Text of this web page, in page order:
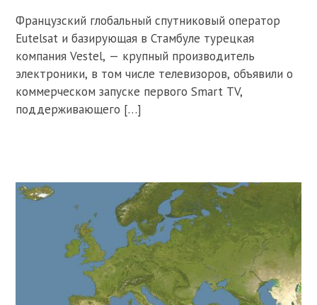
Французский глобальный спутниковый оператор
Eutelsat и базирующая в Стамбуле турецкая
компания Vestel, — крупный производитель
электроники, в том числе телевизоров, объявили о
коммерческом запуске первого Smart TV,
поддерживающего […]